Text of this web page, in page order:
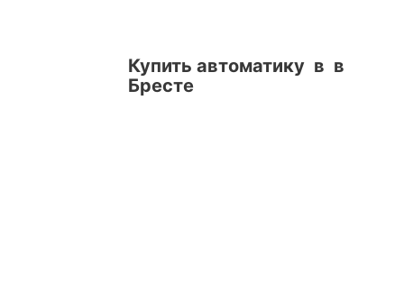
Купить автоматику в в
Бресте